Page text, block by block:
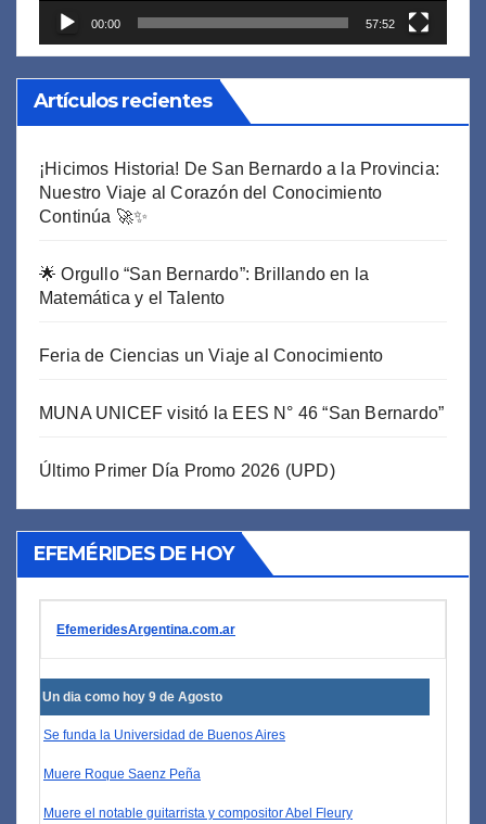
00:00 57:52
Artículos recientes
¡Hicimos Historia! De San Bernardo a la Provincia:
Nuestro Viaje al Corazón del Conocimiento
Continúa 🚀✨
🌟 Orgullo “San Bernardo”: Brillando en la
Matemática y el Talento
Feria de Ciencias un Viaje al Conocimiento
MUNA UNICEF visitó la EES N° 46 “San Bernardo”
Último Primer Día Promo 2026 (UPD)
EFEMÉRIDES DE HOY
EfemeridesArgentina.com.ar
Un dia como hoy 9 de Agosto
Se funda la Universidad de Buenos Aires
Muere Roque Saenz Peña
Muere el notable guitarrista y compositor Abel Fleury